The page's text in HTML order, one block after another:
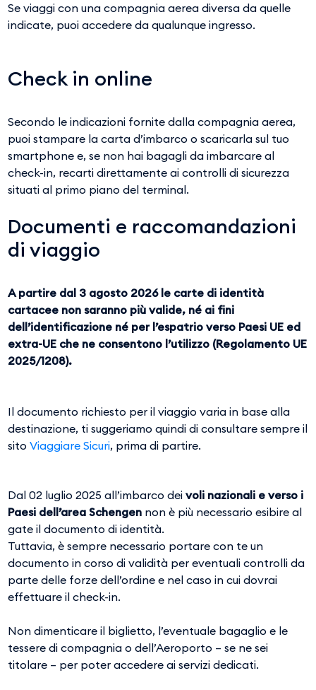
Se viaggi con una compagnia aerea diversa da quelle
indicate, puoi accedere da qualunque ingresso.
Check in online
Secondo le indicazioni fornite dalla compagnia aerea,
puoi stampare la carta d’imbarco o scaricarla sul tuo
smartphone e, se non hai bagagli da imbarcare al
check-in, recarti direttamente ai controlli di sicurezza
situati al primo piano del terminal.
Documenti e raccomandazioni
di viaggio
A partire dal 3 agosto 2026 le carte di identità
cartacee non saranno più valide, né ai fini
dell’identificazione né per l’espatrio verso Paesi UE ed
extra-UE che ne consentono l’utilizzo (Regolamento UE
2025/1208).
Il documento richiesto per il viaggio varia in base alla
destinazione, ti suggeriamo quindi di consultare sempre il
sitoViaggiare Sicuri, prima di partire.
Dal 02 luglio 2025 all’imbarco deivoli nazionali e verso i
Paesi dell’area Schengen non è più necessario esibire al
gate il documento di identità.
Tuttavia, è sempre necessario portare con te un
documento in corso di validità per eventuali controlli da
parte delle forze dell’ordine e nel caso in cui dovrai
effettuare il check-in.
Non dimenticare il biglietto, l’eventuale bagaglio e le
tessere di compagnia o dell’Aeroporto – se ne sei
titolare – per poter accedere ai servizi dedicati.